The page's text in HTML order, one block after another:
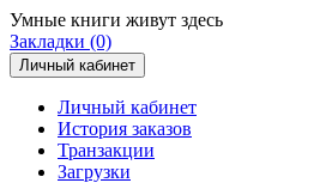
Умные книги живут здесь
Закладки (0)
Личный кабинет
Личный кабинет
История заказов
Транзакции
Загрузки